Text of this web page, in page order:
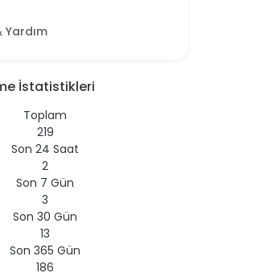
Yardım
İstatistikleri
Toplam
219
Son 24 Saat
2
Son 7 Gün
3
Son 30 Gün
13
Son 365 Gün
186